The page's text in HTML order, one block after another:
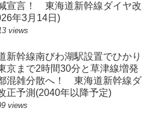
宣言！ 東海道新幹線ダイヤ改
年3月14日)
views
新幹線南びわ湖駅設置でひかり
京まで2時間30分と草津線増発
混雑分散へ！ 東海道新幹線ダ
正予測(2040年以降予定)
views